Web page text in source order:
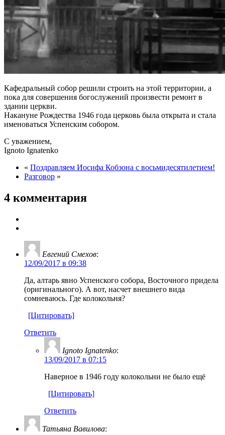
Кафедральный собор решили строить на этой территории, а
пока для совершения богослужений произвести ремонт в
здании церкви.
Накануне Рождества 1946 года церковь была открыта и стала
именоваться Успенским собором.
С уважением,
Ignoto Ignatenko
« Поздравляем Иосифа Кобзона с восьмидесятилетием!
Разговор »
4 комментария
Евгений Смехов:
12/09/2017 в 09:38
Да, алтарь явно Успенского собора, Восточного придела
(оригинального). А вот, насчет внешнего вида
сомневаюсь. Где колокольня?
[Цитировать]
Ответить
Ignoto Ignatenko:
13/09/2017 в 07:15
Наверное в 1946 году колокольни не было ещё
[Цитировать]
Ответить
Татьяна Вавилова: